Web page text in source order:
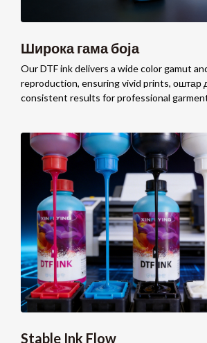
Широка гама боја
Our DTF ink delivers a wide color gamut
reproduction, ensuring vivid prints, оштар
consistent results for professional
Stable Ink Flow